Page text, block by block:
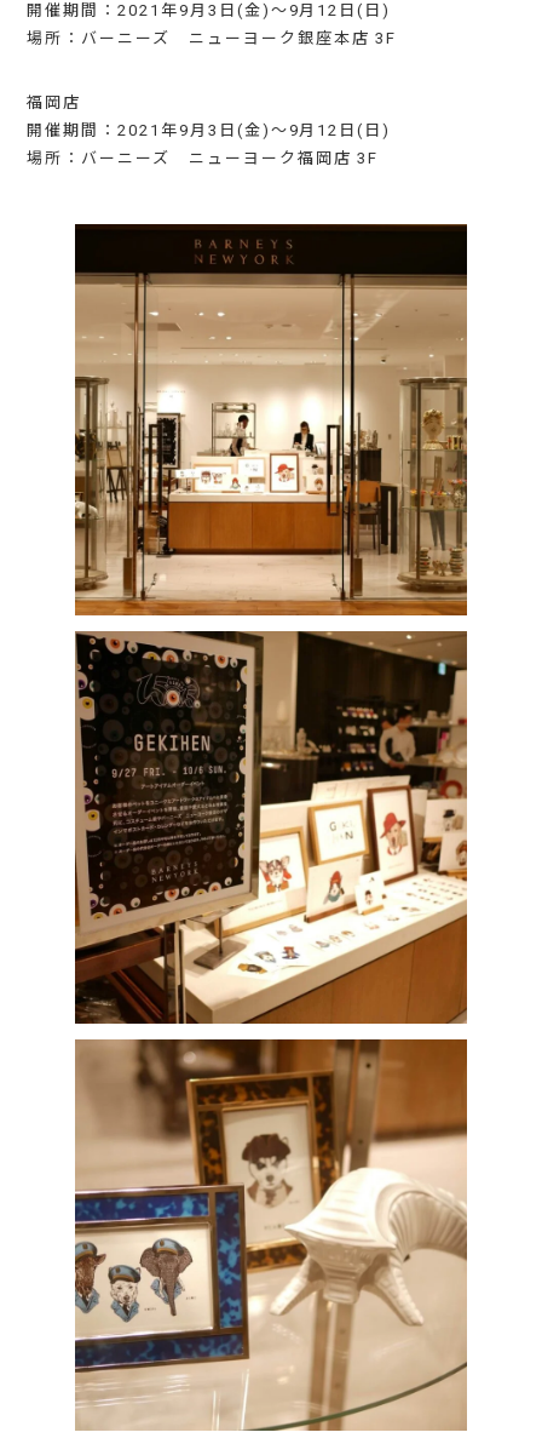
開催期間：2021年9月3日(金)～9月12日(日)
場所：バーニーズ ニューヨーク銀座本店 3F
福岡店
開催期間：2021年9月3日(金)～9月12日(日)
場所：バーニーズ ニューヨーク福岡店 3F